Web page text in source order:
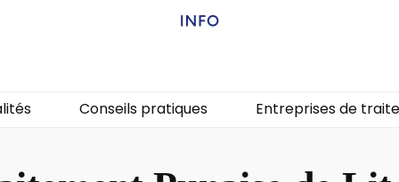
Conseils pratiques Entreprises de